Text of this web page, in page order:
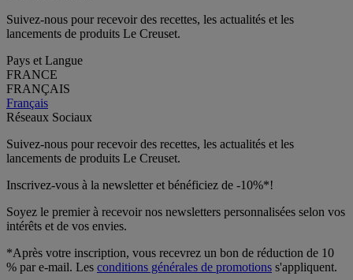
Suivez-nous pour recevoir des recettes, les actualités et les
lancements de produits Le Creuset.
Pays et Langue
FRANCE
FRANÇAIS
Français
Réseaux Sociaux
Suivez-nous pour recevoir des recettes, les actualités et les
lancements de produits Le Creuset.
Inscrivez-vous à la newsletter et bénéficiez de -10%*!
Soyez le premier à recevoir nos newsletters personnalisées selon vos
intérêts et de vos envies.
*Après votre inscription, vous recevrez un bon de réduction de 10
% par e-mail. Les conditions générales de promotions s'appliquent.